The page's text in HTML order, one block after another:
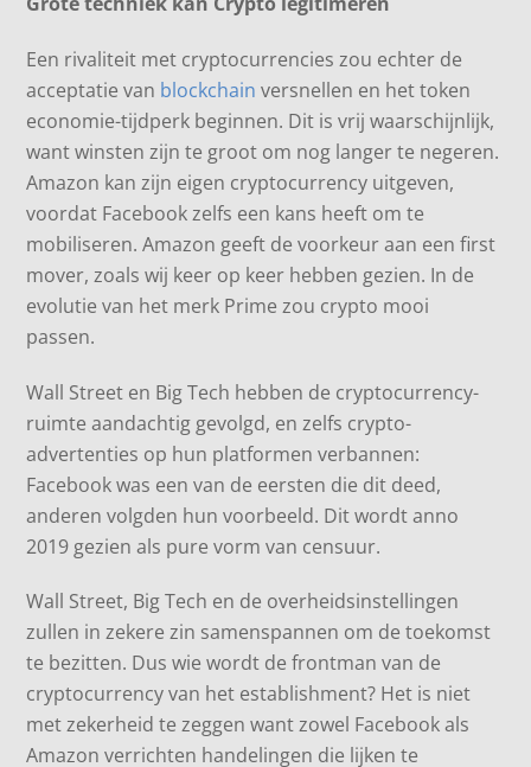
Een rivaliteit met cryptocurrencies zou echter de
acceptatie van blockchain versnellen en het token
economie-tijdperk beginnen. Dit is vrij waarschijnlijk,
want winsten zijn te groot om nog langer te negeren.
Amazon kan zijn eigen cryptocurrency uitgeven,
voordat Facebook zelfs een kans heeft om te
mobiliseren. Amazon geeft de voorkeur aan een first
mover, zoals wij keer op keer hebben gezien. In de
evolutie van het merk Prime zou crypto mooi
passen.
Wall Street en Big Tech hebben de cryptocurrency-
ruimte aandachtig gevolgd, en zelfs crypto-
advertenties op hun platformen verbannen:
Facebook was een van de eersten die dit deed,
anderen volgden hun voorbeeld. Dit wordt anno
2019 gezien als pure vorm van censuur.
Wall Street, Big Tech en de overheidsinstellingen
zullen in zekere zin samenspannen om de toekomst
te bezitten. Dus wie wordt de frontman van de
cryptocurrency van het establishment? Het is niet
met zekerheid te zeggen want zowel Facebook als
Amazon verrichten handelingen die lijken te